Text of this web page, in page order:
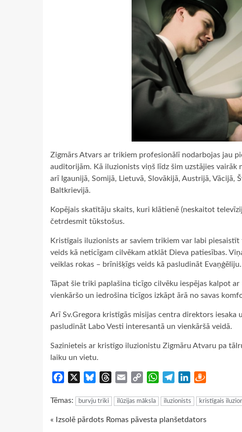
Zigmārs Atvars ar trikiem profesionālī nodarbojas jau
auditorijām. Kā iluzionists viņš līdz šim uzstājies vairāk
arī Igaunijā, Somijā, Lietuvā, Slovākijā, Austrijā, Vācijā,
Baltkrievijā.
Kopējais skatītāju skaits, kuri klātienē (neskaitot
četrdesmit tūkstošus.
Kristīgais iluzionists ar saviem trikiem var labi
veids kā neticīgam cilvēkam atklāt Dieva patiesības.
veiklas rokas – brīnišķīgs veids kā pasludināt Evaņģēliju.
Tāpat šie triki paplašina ticīgo cilvēku iespējas kalpot
vienkāršo un iedrošina ticīgos izkāpt ārā no savas
Arī Sv.Gregora kristīgās misijas centra direktors
pasludināt Labo Vesti interesantā un vienkāršā veidā.
Sazinieteis ar kristīgo iluzionistu Zigmāru Atvaru pa
laiku un vietu.
Facebook BlueskyThreads
Email
Copy
WhatsApp
TelegramLinkedIn
Tēmas: burvju triki ilūzijas māksla iluzionists kristīgais
Continue
« Izsolē pārdots Romas pāvesta planšetdators